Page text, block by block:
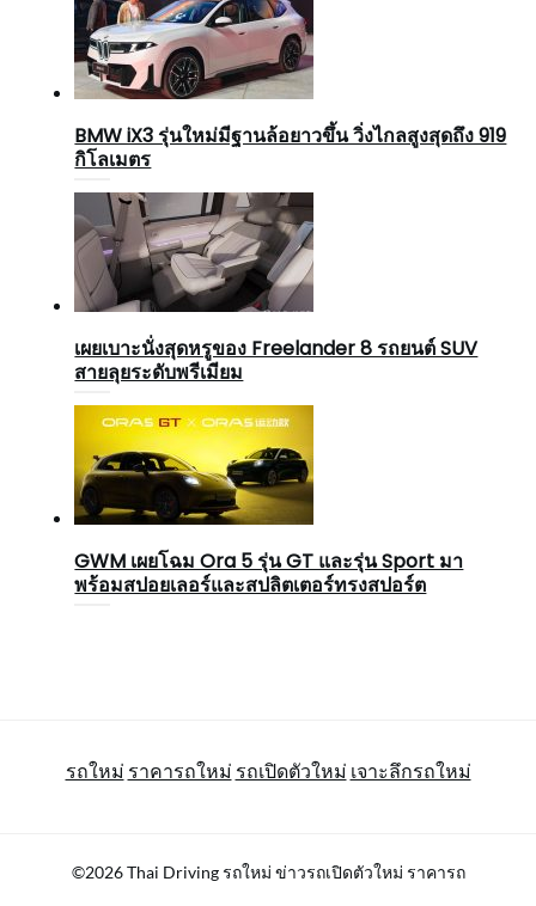
BMW iX3 รุ่นใหม่มีฐานล้อยาวขึ้น วิ่งไกลสูงสุดถึง 919
กิโลเมตร
เผยเบาะนั่งสุดหรูของ Freelander 8 รถยนต์ SUV
สายลุยระดับพรีเมียม
GWM เผยโฉม Ora 5 รุ่น GT และรุ่น Sport มา
พร้อมสปอยเลอร์และสปลิตเตอร์ทรงสปอร์ต
รถใหม่ ราคารถใหม่ รถเปิดตัวใหม่ เจาะลึกรถใหม่
©2026 Thai Driving รถใหม่ ข่าวรถเปิดตัวใหม่ ราคารถ